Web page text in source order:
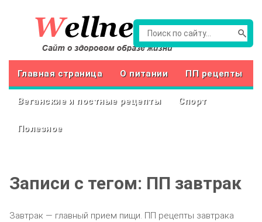
Главная страница О питании ПП рецепты
Веганские и постные рецепты Спорт
Полезное
Записи с тегом: ПП завтрак
Завтрак — главный прием пищи. ПП рецепты завтрака